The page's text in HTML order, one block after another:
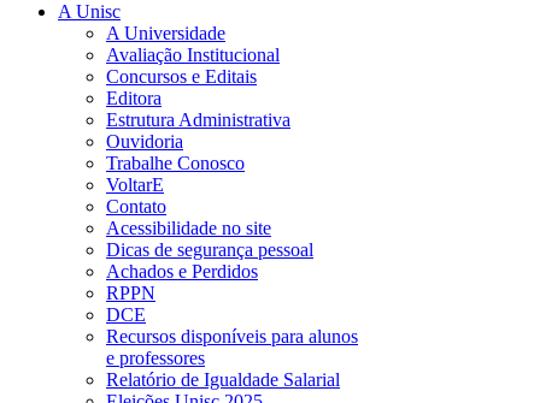
A Unisc
A Universidade
Avaliação Institucional
Concursos e Editais
Editora
Estrutura Administrativa
Ouvidoria
Trabalhe Conosco
VoltarE
Contato
Acessibilidade no site
Dicas de segurança pessoal
Achados e Perdidos
RPPN
DCE
Recursos disponíveis para alunos
e professores
Relatório de Igualdade Salarial